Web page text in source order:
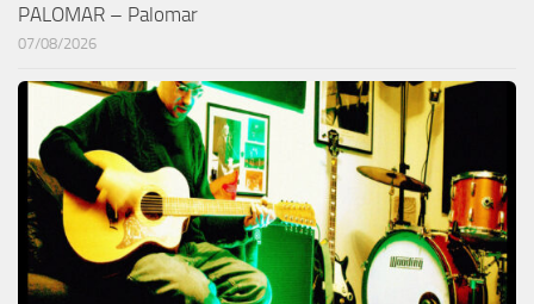
PALOMAR – Palomar
07/08/2026